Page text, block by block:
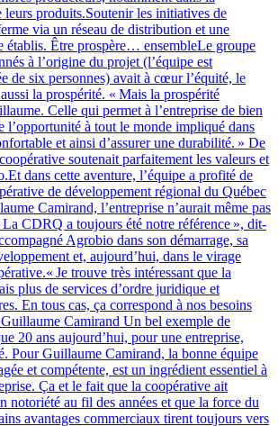
leurs produits.Soutenir les initiatives de
via un réseau de distribution et une
établis. Être prospère… ensembleLe groupe
à l’origine du projet (l’équipe est
de six personnes) avait à cœur l’équité, le
la prospérité. « Mais la prospérité
Celle qui permet à l’entreprise de bien
l’opportunité à tout le monde impliqué dans
et ainsi d’assurer une durabilité. » De
soutenait parfaitement les valeurs et
dans cette aventure, l’équipe a profité de
de développement régional du Québec
Camirand, l’entreprise n’aurait même pas
La CDRQ a toujours été notre référence », dit-
Agrobio dans son démarrage, sa
et, aujourd’hui, dans le virage
Je trouve très intéressant que la
plus de services d’ordre juridique et
En tous cas, ça correspond à nos besoins
Camirand Un bel exemple de
20 ans aujourd’hui, pour une entreprise,
Pour Guillaume Camirand, la bonne équipe
et compétente, est un ingrédient essentiel à
Ça et le fait que la coopérative ait
notoriété au fil des années et que la force du
avantages commerciaux tirent toujours vers